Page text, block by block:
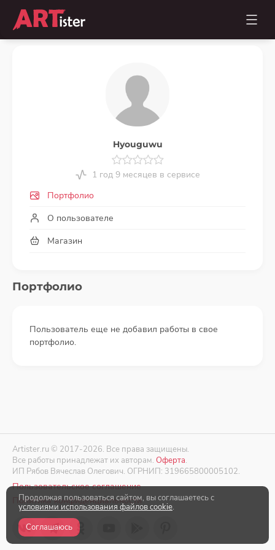
Hyouguwu
1 год 9 месяцев в сервисе
Портфолио
О пользователе
Магазин
Портфолио
Пользователь еще не добавил работы в свое
портфолио.
Artister.ru © 2017-2026. Все права защищены.
Все работы принадлежат их авторам. Оферта.
ИП Рябов Вячеслав Олегович. ОГРНИП: 319665800005102.
Пользовательское соглашение
Политика конфиденциальности
Продолжая пользоваться сайтом, вы соглашаетесь с
условиями использования файлов cookie.
Соглашаюсь